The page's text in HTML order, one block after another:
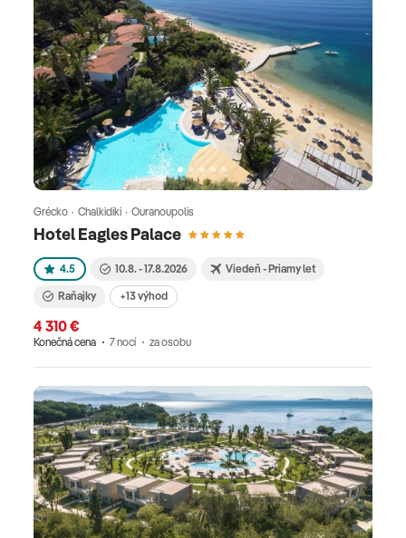
Hotel Eagles Palace
Grécko · Chalkidiki · Ouranoupolis
4.5 10.8. - 17.8.2026 Viedeň - Priamy let
Raňajky +13 výhod
4 310 €
Konečná cena 7 nocí za osobu